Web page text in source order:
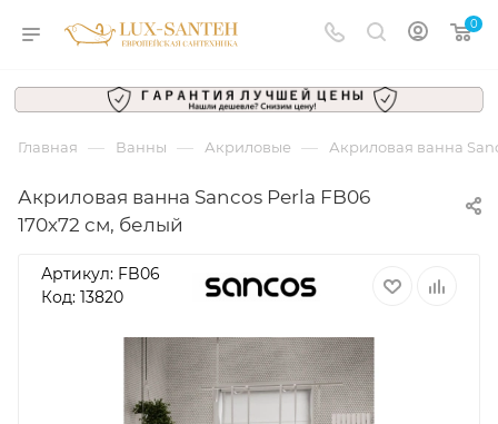
0
Главная — Ванны — Акриловые — Акриловая ванна
Акриловая ванна Sancos Perla FB06
170х72 см, белый
Артикул: FB06
Код: 13820